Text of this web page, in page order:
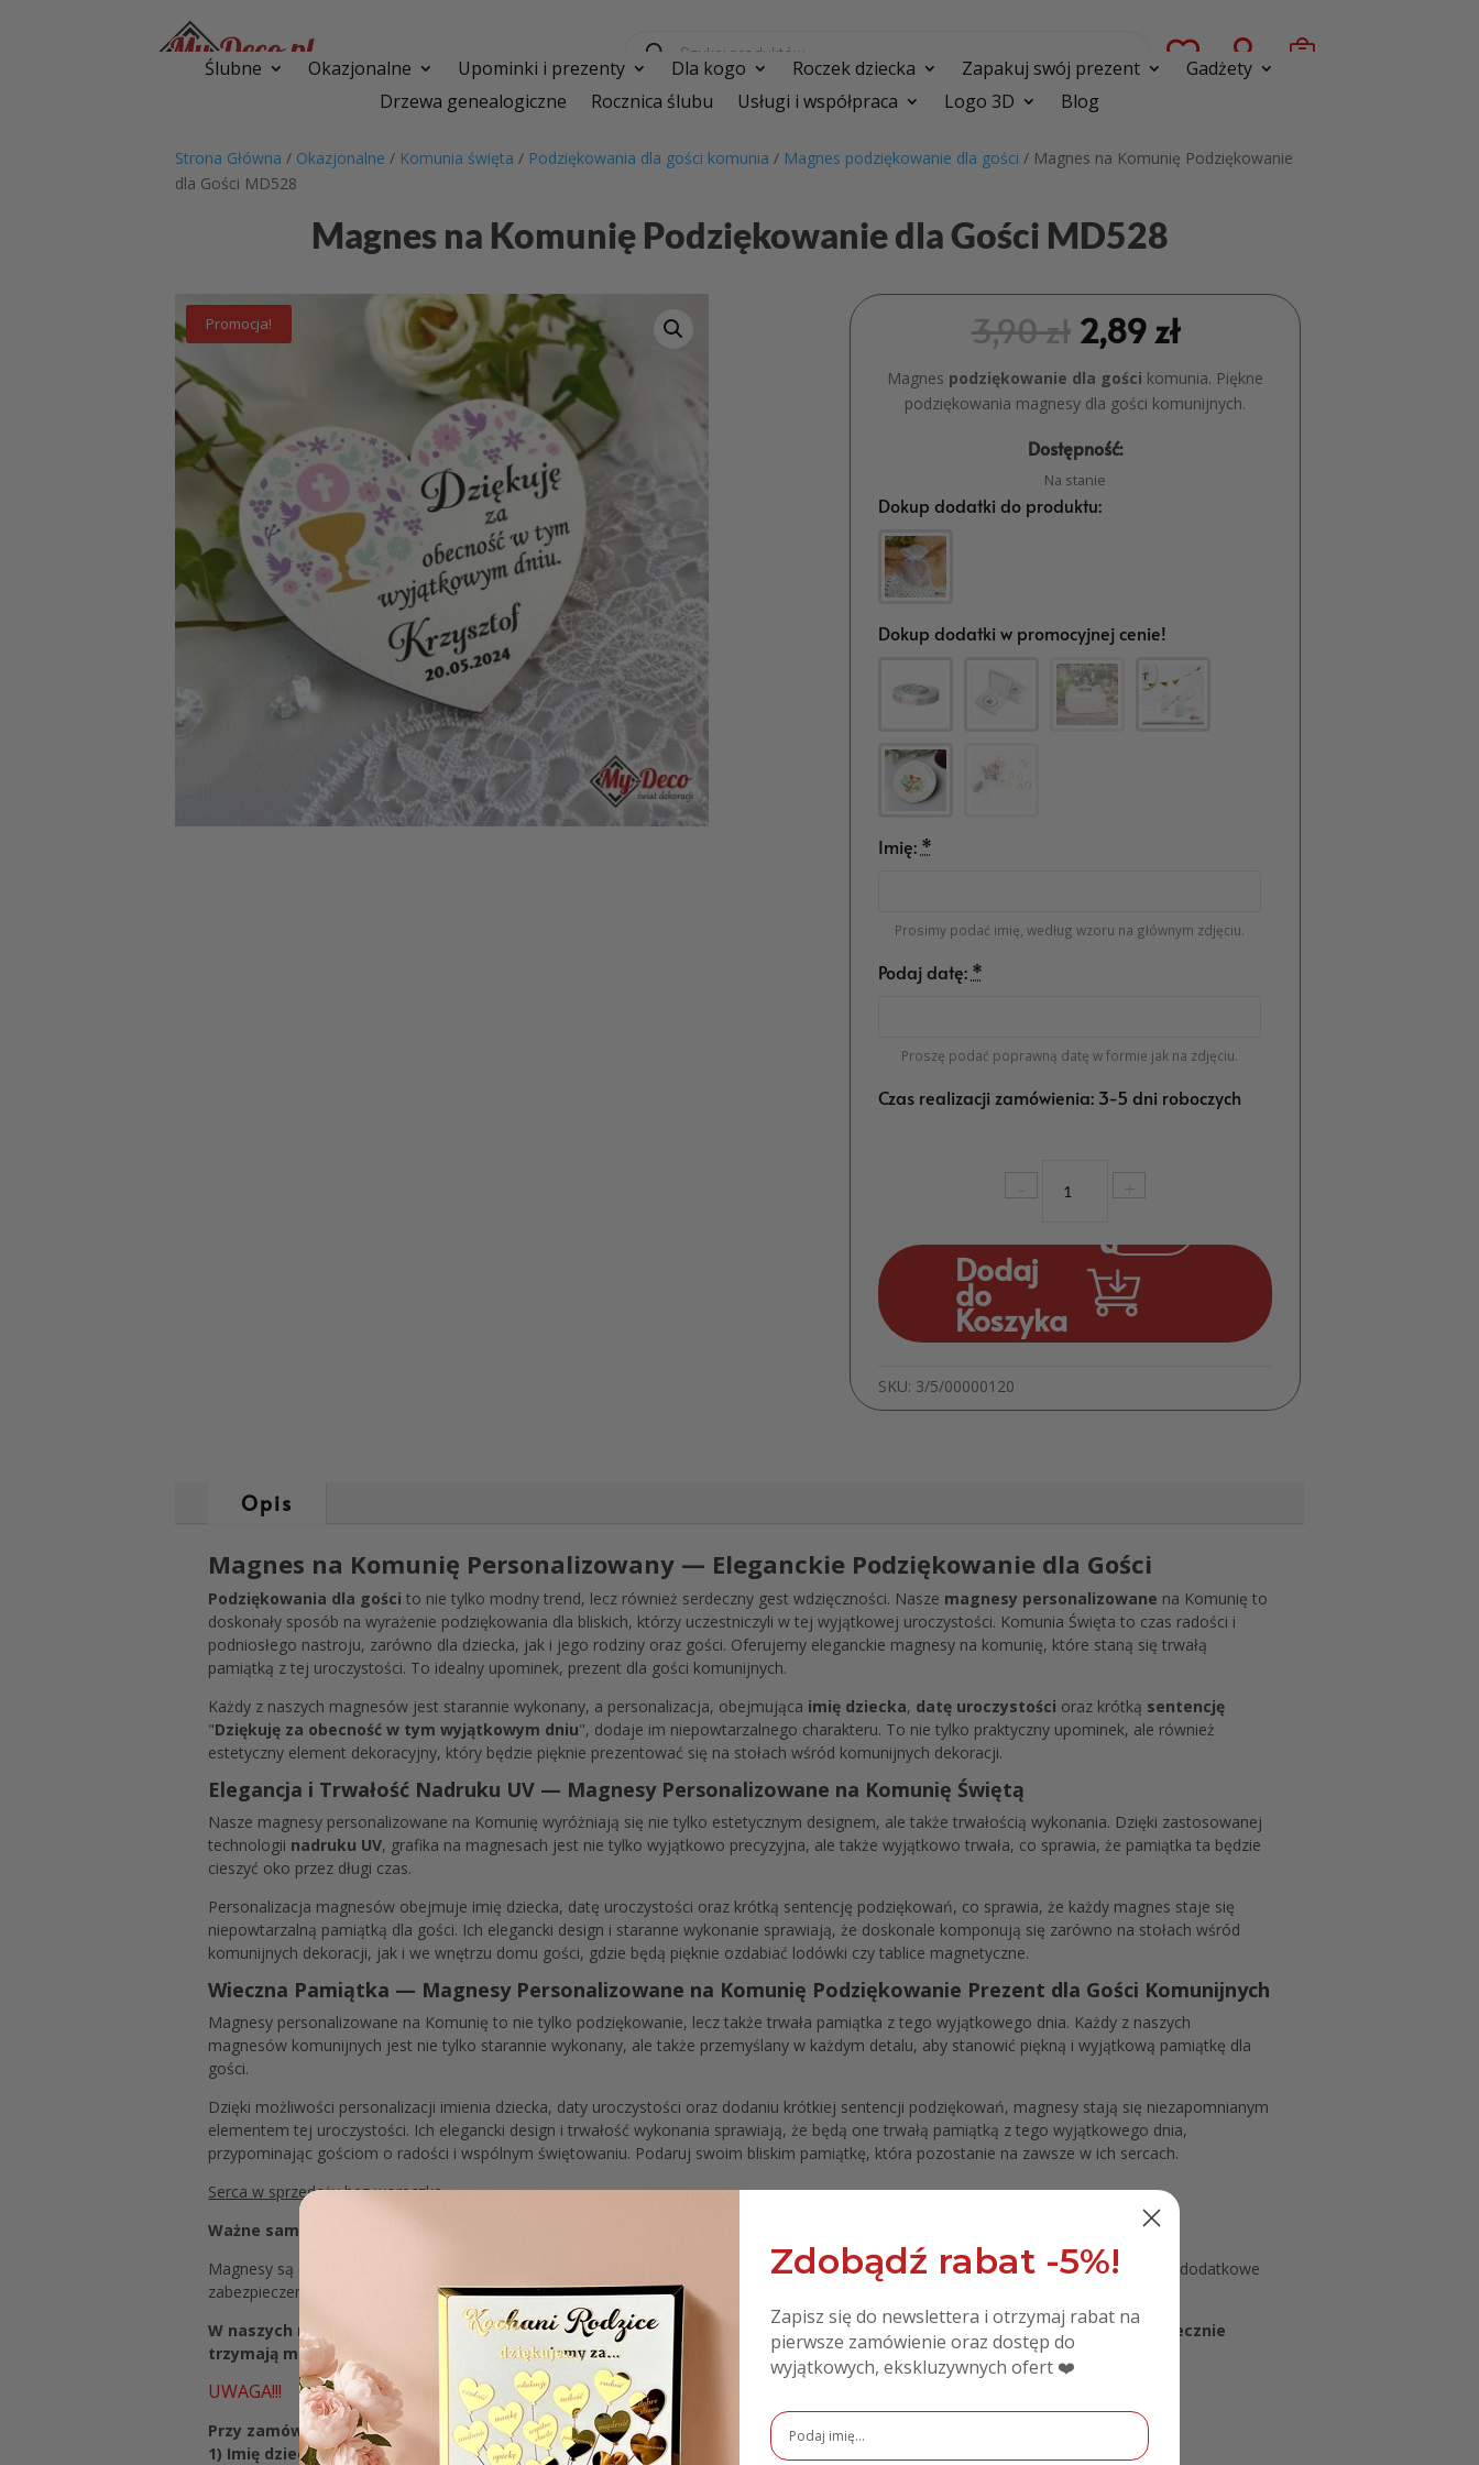
produktów   
Ślubne Okazjonalne Upominki i prezenty Dla kogo Roczek dziecka Zapakuj swój prezent
Gadżety
Drzewa genealogiczne
Rocznica ślubu Usługi i współpraca Logo 3D Blog
Strona Główna / Okazjonalne / Komunia święta / Podziękowania dla gości komunia / Magnes podziękowanie dla gości / Magnes na Komunię Podziękowanie
dla Gości MD528
Magnes na Komunię Podziękowanie dla Gości MD528
Promocja! 3,90zł 2,89zł
Magnes podziękowanie dla gości komunia. Piękne
podziękowania magnesy dla gości komunijnych.
Dostępność:
Na stanie
Dokup dodatki do produktu:
Dokup dodatki w promocyjnej cenie!
Imię: *
Prosimy podać imię, według wzoru na głównym zdjęciu.
Podaj datę: *
Proszę podać poprawną datę w formie jak na zdjęciu.
Czas realizacji zamówienia: 3-5 dni roboczych
-
Magnes
Komunię
Podziękowanie
Gości
MD528
+
Dodaj
do
Koszyka
SKU: 3/5/00000120
Opis
Magnes na Komunię Personalizowany — Eleganckie Podziękowanie dla Gości
Podziękowania dla gości to nie tylko modny trend, lecz również serdeczny gest wdzięczności. Nasze magnesy personalizowane na Komunię to
doskonały sposób na wyrażenie podziękowania dla bliskich, którzy uczestniczyli w tej wyjątkowej uroczystości. Komunia Święta to czas radości i
podniosłego nastroju, zarówno dla dziecka, jak i jego rodziny oraz gości. Oferujemy eleganckie magnesy na komunię, które staną się trwałą
pamiątką z tej uroczystości. To idealny upominek, prezent dla gości komunijnych.
Każdy z naszych magnesów jest starannie wykonany, a personalizacja, obejmująca imię dziecka, datę uroczystości oraz krótką sentencję
"Dziękuję za obecność w tym wyjątkowym dniu", dodaje im niepowtarzalnego charakteru. To nie tylko praktyczny upominek, ale również
estetyczny element dekoracyjny, który będzie pięknie prezentować się na stołach wśród komunijnych dekoracji.
Elegancja i Trwałość Nadruku UV — Magnesy Personalizowane na Komunię Świętą
Nasze magnesy personalizowane na Komunię wyróżniają się nie tylko estetycznym designem, ale także trwałością wykonania. Dzięki zastosowanej
technologii nadruku UV, grafika na magnesach jest nie tylko wyjątkowo precyzyjna, ale także wyjątkowo trwała, co sprawia, że pamiątka ta będzie
cieszyć oko przez długi czas.
Personalizacja magnesów obejmuje imię dziecka, datę uroczystości oraz krótką sentencję podziękowań, co sprawia, że każdy magnes staje się
niepowtarzalną pamiątką dla gości. Ich elegancki design i staranne wykonanie sprawiają, że doskonale komponują się zarówno na stołach wśród
komunijnych dekoracji, jak i we wnętrzu domu gości, gdzie będą pięknie ozdabiać lodówki czy tablice magnetyczne.
Wieczna Pamiątka — Magnesy Personalizowane na Komunię Podziękowanie Prezent dla Gości Komunijnych
Magnesy personalizowane na Komunię to nie tylko podziękowanie, lecz także trwała pamiątka z tego wyjątkowego dnia. Każdy z naszych
magnesów komunijnych jest nie tylko starannie wykonany, ale także przemyślany w każdym detalu, aby stanowić piękną i wyjątkową pamiątkę dla
gości.
Dzięki możliwości personalizacji imienia dziecka, daty uroczystości oraz dodaniu krótkiej sentencji podziękowań, magnesy stają się niezapomnianym
elementem tej uroczystości. Ich elegancki design i trwałość wykonania sprawiają, że będą one trwałą pamiątką z tego wyjątkowego dnia,
przypominając gościom o radości i wspólnym świętowaniu. Podaruj swoim bliskim pamiątkę, która pozostanie na zawsze w ich sercach.
Serca w sprzedaży bez woreczka
Ważne samodzielny montaż magnesu:
Magnesy są dostarczane w zestawie do samodzielnego montażu. W komplecie otrzymasz magnesik z klejem i taśmę dwustronną, jako dodatkowe
zabezpieczenia na wypadek słabszej przyczepności oryginalnego kleju.
W naszych magnesach znajdują się magnesy neodymowe o małych rozmiarach, ale potężnej sile przyciągania, które skutecznie
trzymają magnes na lodówce, będąc jednocześnie estetycznie lepszym rozwiązaniem niż taśma magnetyczna.
UWAGA!!!
Przy zamówieniu prosimy o podanie danych do personalizacji:
1) Imię dziecka:Krzysztof (proszę nie pisać wszystkich liter wielkich)
Zdobądź rabat -5%!
Zapisz się do newslettera i otrzymaj rabat na
pierwsze zamówienie oraz dostęp do
wyjątkowych, ekskluzywnych ofert ❤️